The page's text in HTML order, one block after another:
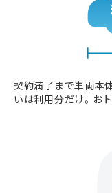
契約満了まで車両本
いは利用分だけ。お